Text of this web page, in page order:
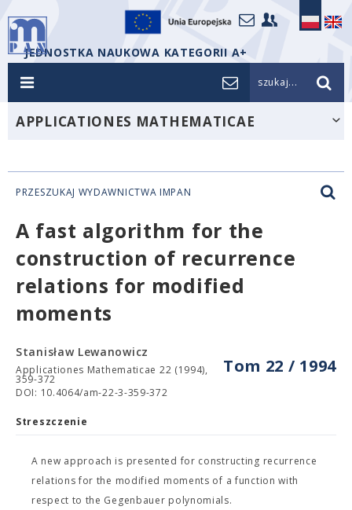
JEDNOSTKA NAUKOWA KATEGORII A+
szukaj...
APPLICATIONES MATHEMATICAE
PRZESZUKAJ WYDAWNICTWA IMPAN
A fast algorithm for the
construction of recurrence
relations for modified
moments
Tom 22 / 1994
Stanisław Lewanowicz
Applicationes Mathematicae 22 (1994),
359-372
DOI: 10.4064/am-22-3-359-372
Streszczenie
A new approach is presented for constructing recurrence
relations for the modified moments of a function with
respect to the Gegenbauer polynomials.